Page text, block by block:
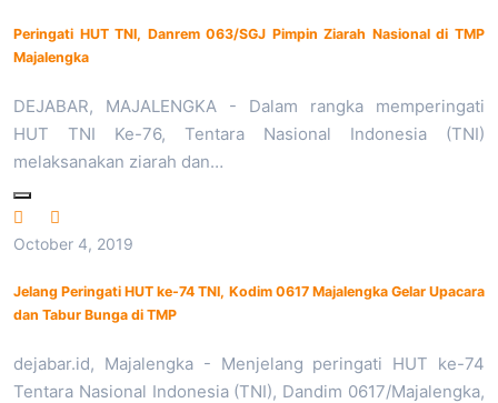
Peringati HUT TNI, Danrem 063/SGJ Pimpin Ziarah Nasional di TMP
Majalengka
DEJABAR, MAJALENGKA - Dalam rangka memperingati
HUT TNI Ke-76, Tentara Nasional Indonesia (TNI)
melaksanakan ziarah dan…
October 4, 2019
Jelang Peringati HUT ke-74 TNI, Kodim 0617 Majalengka Gelar Upacara
dan Tabur Bunga di TMP
dejabar.id, Majalengka - Menjelang peringati HUT ke-74
Tentara Nasional Indonesia (TNI), Dandim 0617/Majalengka,